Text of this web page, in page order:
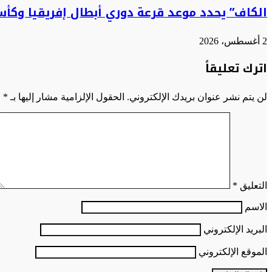
الكاف” يحدد موعد قرعة دوري أبطال إفريقيا
2 أغسطس، 2026
اترك تعليقاً
لن يتم نشر عنوان بريدك الإلكتروني. الحقول الإلزامية مشار إليها بـ *
التعليق *
الاسم
البريد الإلكتروني
الموقع الإلكتروني